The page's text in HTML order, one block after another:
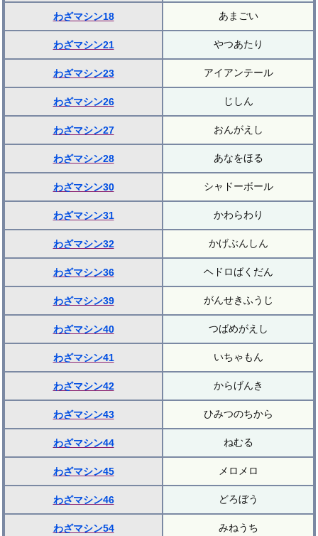
わざマシン18 あまごい
わざマシン21 やつあたり
わざマシン23 アイアンテール
わざマシン26 じしん
わざマシン27 おんがえし
わざマシン28 あなをほる
わざマシン30 シャドーボール
わざマシン31 かわらわり
わざマシン32 かげぶんしん
わざマシン36 ヘドロばくだん
わざマシン39 がんせきふうじ
わざマシン40 つばめがえし
わざマシン41 いちゃもん
わざマシン42 からげんき
わざマシン43 ひみつのちから
わざマシン44 ねむる
わざマシン45 メロメロ
わざマシン46 どろぼう
わざマシン54 みねうち